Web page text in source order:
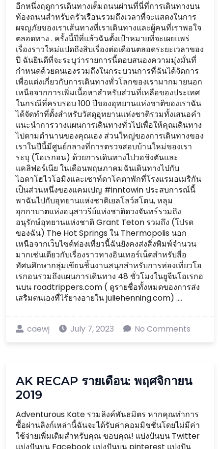
อีกหนึ่งฤดูการเดินทางเต็มถนนผ่านที่นี่ที่การเดินทางบน
ท้องถนนสำหรับครัวเรือนรวมถึงเวลาที่จะแสดงในการ
ผจญภัยของเราเส้นทางที่เราเดินทางและผู้คนที่เราพอใจ
ตลอดทาง . ครั้งนี้ปีที่แล้วฉันตั้งเป้าหมายที่จะเผยแพร่
เรื่องราวใหม่แปดถึงสิบเรื่องต่อเดือนตลอดระยะเวลาของ
ปี ฉันยินดีที่จะระบุว่ารายการนี้ตอบสนองความมุ่งมั่นที่
กำหนดด้วยตนเองรวมถึงในกระบวนการที่ฉันได้จัดการ
เพื่อแต่งเกี่ยวกับการเดินทางทั่วโลกของเรามากมายนอก
เหนือจากการเพิ่มเนื้อหาสำหรับส่วนที่เหลือของประเทศ
ในกรณีที่ครบรอบ 100 ปีของอุทยานแห่งชาติของเราฉัน
ได้จัดทำที่ตั้งสำหรับวัสดุอุทยานแห่งชาติรวมทั้งเสนอคำ
แนะนำการวางแผนการเดินทางทั่วไปเพื่อให้คุณเดินทาง
ไปตามตำนานของคุณเอง ส่วนใหญ่ของการเดินทางของ
เราในปีนี้มีศูนย์กลางที่การตรวจสอบบ้านใหม่ของเรา
ระบุ (โอเรกอน) ด้วยการเดินทางไปวอชิงตันและ
แคลิฟอร์เนีย ในเดือนพฤษภาคมฉันเดินทางไปกับ
ไอดาโฮไวโอมิงและเซาท์ดาโคตาพักที่โรงแรมอเมริกัน
เป็นส่วนหนึ่งของแคมเปญ #inntowin ประสบการณ์นี้
พาฉันไปกับอุทยานแห่งชาติเยลโลว์สโตน, หลุม
อุกกาบาตแห่งอนุสาวรีย์แห่งชาติดวงจันทร์รวมถึง
อนุรักษ์อุทยานแห่งชาติ Grant Teton รวมถึง (โปรด
ของฉัน) The Hot Springs ใน Thermopolis นอก
เหนือจากเว็บไซต์ท่องเที่ยวนี้ฉันยังคงส่งสิ่งพิมพ์จำนวน
มากเช่นเดียวกับเรื่องราวทางอินเทอร์เน็ตสำหรับสื่อ
ทัศนศึกษากลุ่มเขียนชิ้นงานสนุกสำหรับการท่องเที่ยวโอ
เรกอนรวมถึงแผนการเดินทาง 48 ชั่วโมงในยูจีนโอเรกอ
นบน roadtrippers.com ( ดูรายชื่อทั้งหมดของการส่ง
เสริมตนเองที่ไร้ยางอายใน juliehenning.com) ....
caewj July 7, 2023 No Comments
AK RECAP รายเดือน: พฤศจิกายน
2019
Adventurous Kate รวมลิงค์พันธมิตร หากคุณทำการ
ซื้อผ่านลิงก์เหล่านี้ฉันจะได้รับค่าคอมมิชชั่นโดยไม่มีค่า
ใช้จ่ายเพิ่มเติมสำหรับคุณ ขอบคุณ! แบ่งปันบน Twitter